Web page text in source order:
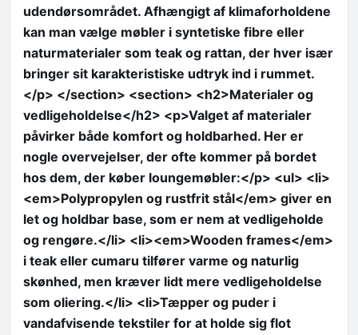
udendørsområdet. Afhængigt af klimaforholdene
kan man vælge møbler i syntetiske fibre eller
naturmaterialer som teak og rattan, der hver især
bringer sit karakteristiske udtryk ind i rummet.
</p> </section> <section> <h2>Materialer og
vedligeholdelse</h2> <p>Valget af materialer
påvirker både komfort og holdbarhed. Her er
nogle overvejelser, der ofte kommer på bordet
hos dem, der køber loungemøbler:</p> <ul> <li>
<em>Polypropylen og rustfrit stål</em> giver en
let og holdbar base, som er nem at vedligeholde
og rengøre.</li> <li><em>Wooden frames</em>
i teak eller cumaru tilfører varme og naturlig
skønhed, men kræver lidt mere vedligeholdelse
som oliering.</li> <li>Tæpper og puder i
vandafvisende tekstiler for at holde sig flot